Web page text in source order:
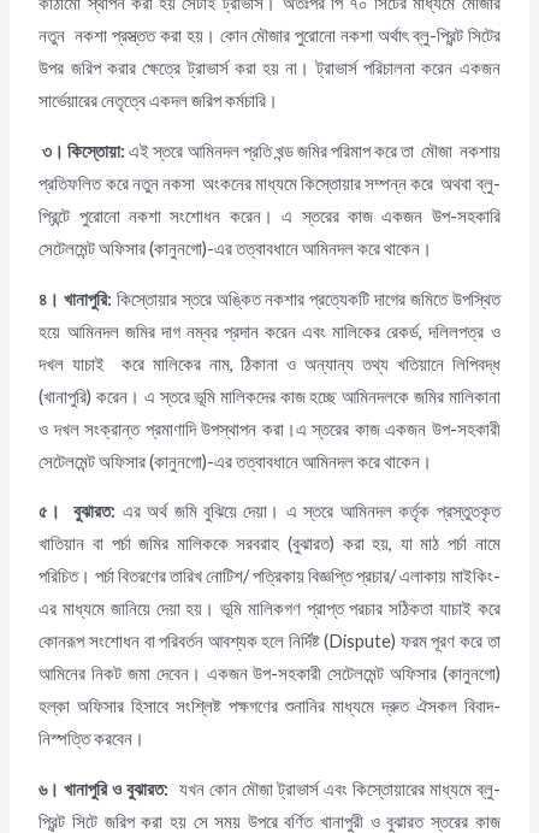
নতুন নকশা প্রস্ত্তত করা হয়। কোন মৌজার পুরোনো নকশা অর্থাৎ ব্লু-প্রিন্ট সিটের
উপর জরিপ করার ক্ষেত্রে ট্রাভার্স করা হয় না। ট্রাভার্স পরিচালনা করেন একজন
সার্ভেয়ারের নেতৃত্বে একদল জরিপ কর্মচারি।
৩। কিস্তোয়া: এই স্তরে আমিনদল প্রতি খন্ড জমির পরিমাপ করে তা মৌজা নকশায়
প্রতিফলিত করে নতুন নকসা অংকনের মাধ্যমে কিস্তোয়ার সম্পন্ন করে অথবা ব্লু-
প্রিন্টে পুরোনো নকশা সংশোধন করেন। এ স্তরের কাজ একজন উপ-সহকারি
সেটেলমেন্ট অফিসার (কানুনগো)-এর তত্বাবধানে আমিনদল করে থাকেন।
৪। খানাপুরি: কিস্তোয়ার স্তরে অঙ্কিত নকশার প্রত্যেকটি দাগের জমিতে উপস্থিত
হয়ে আমিনদল জমির দাগ নম্বর প্রদান করেন এবং মালিকের রেকর্ড, দলিলপত্র ও
দখল যাচাই করে মালিকের নাম, ঠিকানা ও অন্যান্য তথ্য খতিয়ানে লিপিবদ্ধ
(খানাপুরি) করেন। এ স্তরে ভূমি মালিকদের কাজ হচ্ছে আমিনদলকে জমির মালিকানা
ও দখল সংক্রান্ত প্রমাণাদি উপস্থাপন করা।এ স্তরের কাজ একজন উপ-সহকারী
সেটেলমেন্ট অফিসার (কানুনগো)-এর তত্বাবধানে আমিনদল করে থাকেন।
৫। বুঝারত: এর অর্থ জমি বুঝিয়ে দেয়া। এ স্তরে আমিনদল কর্তৃক প্রস্তুতকৃত
খাতিয়ান বা পর্চা জমির মালিককে সরবরাহ (বুঝারত) করা হয়, যা মাঠ পর্চা নামে
পরিচিত। পর্চা বিতরণের তারিখ নোটিশ/ পত্রিকায় বিজ্ঞপ্তি প্রচার/ এলাকায় মাইকিং-
এর মাধ্যমে জানিয়ে দেয়া হয়। ভূমি মালিকগণ প্রাপ্ত পরচার সঠিকতা যাচাই করে
কোনরূপ সংশোধন বা পরিবর্তন আবশ্যক হলে নির্দিষ্ট (Dispute) ফরম পূরণ করে তা
আমিনের নিকট জমা দেবেন। একজন উপ-সহকারী সেটেলমেন্ট অফিসার (কানুনগো)
হল্কা অফিসার হিসাবে সংশ্লিষ্ট পক্ষগণের শুনানির মাধ্যমে দ্রুত ঐসকল বিবাদ-
নিস্পত্তি করবেন।
৬। খানাপুরি ও বুঝারত: যখন কোন মৌজা ট্রাভার্স এবং কিস্তোয়ারের মাধ্যমে ব্লু-
প্রিন্ট সিটে জরিপ করা হয় সে সময় উপরে বর্ণিত খানাপুরী ও বুঝারত স্তরের কাজ